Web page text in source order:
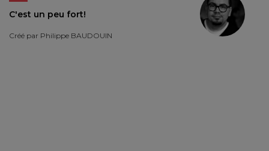
C'est un peu fort!
Créé par Philippe BAUDOUIN